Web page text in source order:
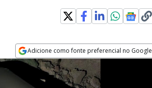
Adicione como fonte preferencial no Google
Opens in new window